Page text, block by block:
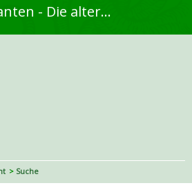
Nähkromanten - Die alternative Näh- und DIY-Community
Suche